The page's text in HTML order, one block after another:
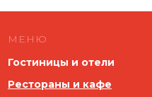
МЕНЮ
Гостиницы и отели
Рестораны и кафе